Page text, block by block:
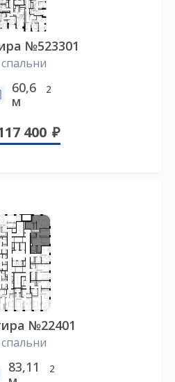
№523301
60,6
м
2
400
№22401
83,11
2